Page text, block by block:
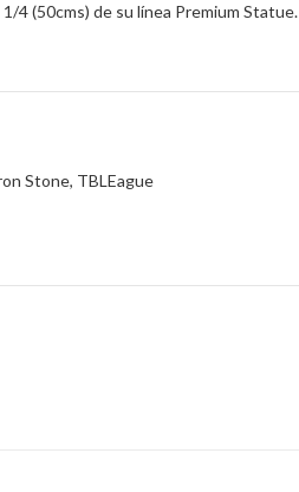
4 (50cms) de su línea Premium Statue.
Stone, TBLEague